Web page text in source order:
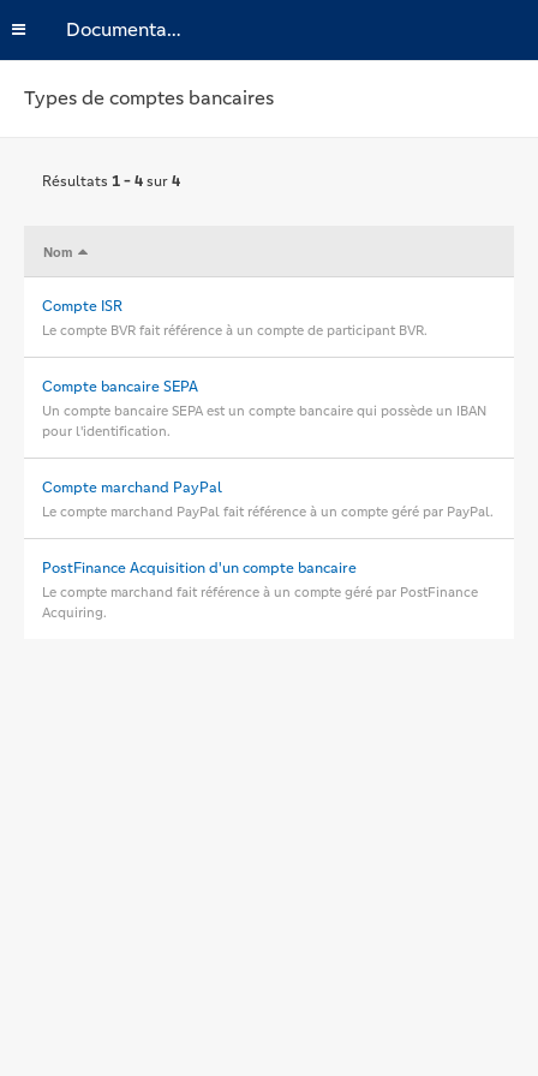
Documentation
Types de comptes bancaires
Résultats 1 - 4sur4
Compte ISR
Le compte BVR fait référence à un compte de participant BVR.
Compte bancaire SEPA
Un compte bancaire SEPA est un compte bancaire qui possède un IBAN
pour l'identification.
Compte marchand PayPal
Le compte marchand PayPal fait référence à un compte géré par PayPal.
PostFinance Acquisition d'un compte bancaire
Le compte marchand fait référence à un compte géré par PostFinance
Acquiring.
Nom